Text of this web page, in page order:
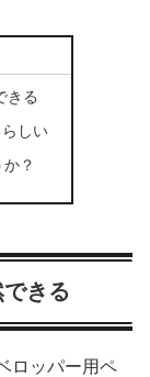
きる
しい
？
きる
ロッパー用ペ